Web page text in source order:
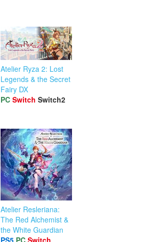
Atelier Ryza 2: Lost
Legends & the Secret
Fairy DX
PC Switch Switch2
Atelier Resleriana:
The Red Alchemist &
the White Guardian